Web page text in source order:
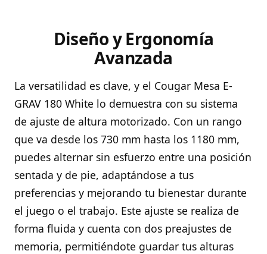
Diseño y Ergonomía
Avanzada
La versatilidad es clave, y el Cougar Mesa E-
GRAV 180 White lo demuestra con su sistema
de ajuste de altura motorizado. Con un rango
que va desde los 730 mm hasta los 1180 mm,
puedes alternar sin esfuerzo entre una posición
sentada y de pie, adaptándose a tus
preferencias y mejorando tu bienestar durante
el juego o el trabajo. Este ajuste se realiza de
forma fluida y cuenta con dos preajustes de
memoria, permitiéndote guardar tus alturas